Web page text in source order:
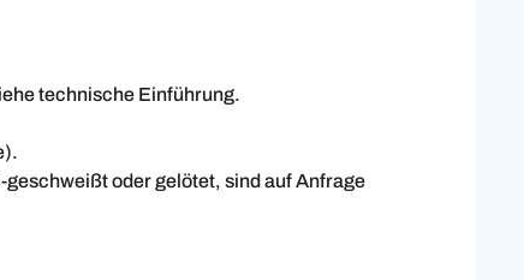
technische Einführung.
geschweißt oder gelötet, sind auf Anfrage